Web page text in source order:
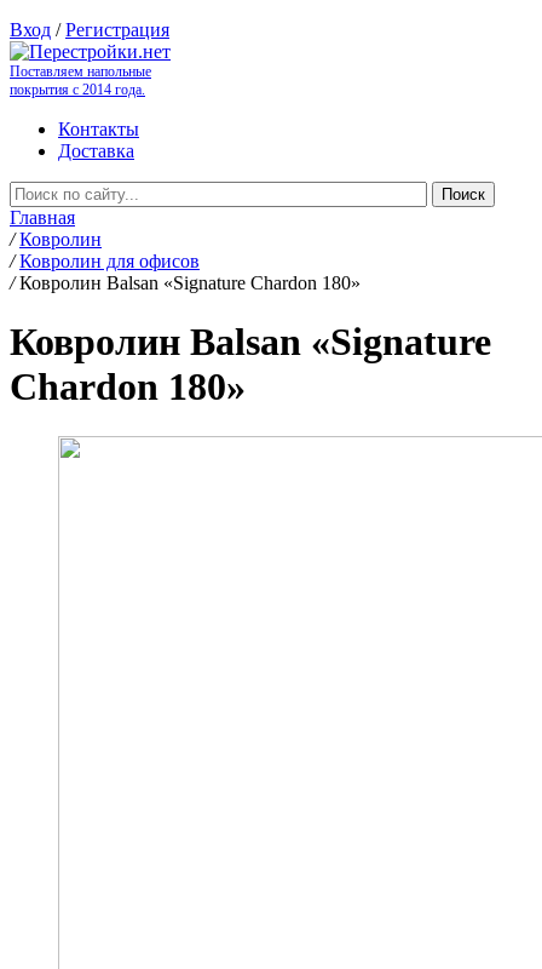
Вход /Регистрация
Поставляем напольные
покрытия с 2014 года.
Контакты
Доставка
Главная
/ Ковролин
/ Ковролин для офисов
/ Ковролин Balsan «Signature Chardon 180»
Ковролин Balsan «Signature
Chardon 180»